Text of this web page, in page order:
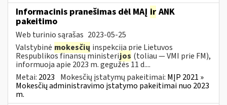
Informacinis pranešimas dėl MAĮ ir ANK
pakeitimo
Web turinio sąrašas 2023-05-25
Valstybinė mokesčių inspekcija prie Lietuvos
Respublikos finansų ministerijos (toliau — VMI prie FM),
informuoja apie 2023 m. gegužės 11 d....
Metai: 2023 Mokesčių įstatymų pakeitimai: MĮP 2021 »
Mokesčių administravimo įstatymo pakeitimai nuo 2023
m.